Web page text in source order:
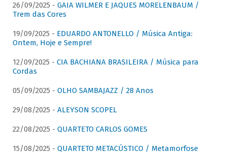
26/09/2025 - GAIA WILMER E JAQUES MORELENBAUM /
Trem das Cores
19/09/2025 - EDUARDO ANTONELLO / Música Antiga:
Ontem, Hoje e Sempre!
12/09/2025 - CIA BACHIANA BRASILEIRA / Música para
Cordas
05/09/2025 - OLHO SAMBAJAZZ / 28 Anos
29/08/2025 - ALEYSON SCOPEL
22/08/2025 - QUARTETO CARLOS GOMES
15/08/2025 - QUARTETO METACÚSTICO / Metamorfose